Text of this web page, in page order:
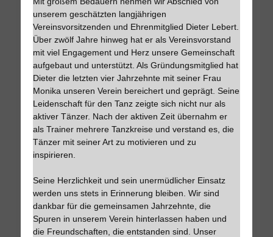
unserem geschätzten langjährigen
Vereinsvorsitzenden und Ehrenmitglied Dieter Lebert.
Über zwölf Jahre hinweg hat er als Vereinsvorstand
mit viel Engagement und Herz unsere Gemeinschaft
aufgebaut und unterstützt. Als Gründungsmitglied hat
Dieter die letzten vier Jahrzehnte mit seiner Frau
Monika unseren Verein bereichert und geprägt. Seine
Leidenschaft für den Tanz zeigte sich nicht nur als
aktiver Tänzer. Nach der aktiven Zeit übernahm er
als Trainer mehrere Tanzkreise und verstand es, die
Tänzer mit seiner Art zu motivieren und zu
inspirieren.
Seine Herzlichkeit und sein unermüdlicher Einsatz
werden uns stets in Erinnerung bleiben. Wir sind
dankbar für die gemeinsamen Jahrzehnte, die
Spuren in unserem Verein hinterlassen haben und
die Freundschaften, die entstanden sind. Unser